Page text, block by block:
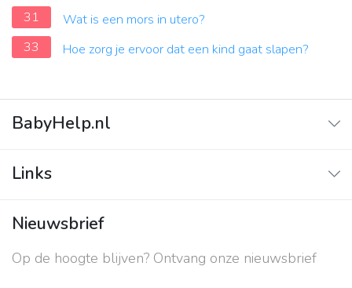
31
Wat is een mors in utero?
33
Hoe zorg je ervoor dat een kind gaat slapen?
BabyHelp.nl
Vraag & Antwoord
Links
Contact
Over ons
Nieuwsbrief
Op de hoogte blijven? Ontvang onze nieuwsbrief